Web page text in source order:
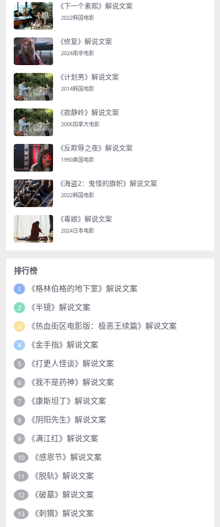
《下一个素熙》解说文案
2022韩国电影
《修复》解说文案
2024南非电影
《计划男》解说文案
2014韩国电影
《寂静岭》解说文案
2006加拿大电影
《反欺辱之夜》解说文案
1990美国电影
《海盗2：鬼怪的旗帜》解说文案
2022韩国电影
《毒娘》解说文案
2024日本电影
排行榜
1 《格林伯格的地下室》解说文案
2 《半镜》解说文案
3 《热血街区电影版：极恶王续篇》解说文案
4 《金手指》解说文案
5 《打更人怪谈》解说文案
6 《我不是药神》解说文案
7 《康斯坦丁》解说文案
8 《阴阳先生》解说文案
9 《满江红》解说文案
10 《感恩节》解说文案
11 《脱轨》解说文案
12 《破墓》解说文案
13
《刺猬》解说文案